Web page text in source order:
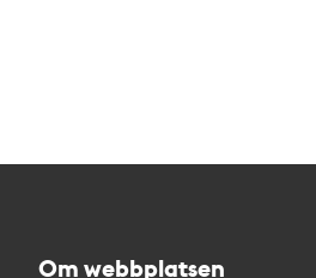
Om webbplatsen